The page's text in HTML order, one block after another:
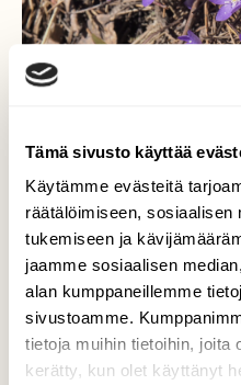
Tämä sivusto käyttää
Käytämme evästeitä
räätälöimiseen, sosiaalisen
tukemiseen ja
jaamme sosiaalisen
alan kumppaneillemme
sivustoamme.
tietoja muihin tietoihin, joita
kerätty, kun olet käyttänyt
Kevään ensimmäiset
etelärinteitä
Valokuvaaja: Arja